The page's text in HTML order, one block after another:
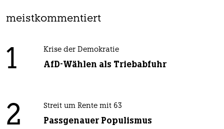
meistkommentiert
1 Krise der Demokratie
AfD-Wählen als Triebabfuhr
2 Streit um Rente mit 63
Passgenauer Populismus